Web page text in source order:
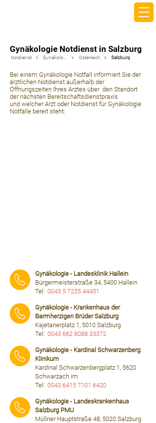
Gynäkologie Notdienst in Salzburg
Notdienst Österreich Salzburg
Bei einem Gynäkologie Notfall informiert Sie der
ärztlichen Notdienst außerhalb der
Öffnungszeiten Ihres Arztes über den Standort
der nächsten Bereitschaftsdienstpraxis
und welcher Arzt oder Notdienst für Gynäkologie
Notfälle bereit steht:
Gynäkologie - Landesklinik Hallein
Bürgermeisterstraße 34, 5400 Hallein
Tel: 0043 5 7255 44451
Gynäkologie - Krankenhaus der
Barmherzigen Brüder Salzburg
Kajetanerplatz 1, 5010 Salzburg
Tel: 0043 662 8088 33372
Gynäkologie - Kardinal Schwarzenberg
Klinikum
Kardinal Schwarzenbergplatz 1, 5620
Schwarzach im
Tel: 0043 6415 7101 6420
Gynäkologie - Landeskrankenhaus
Salzburg PMU
Müllner Hauptstraße 48, 5020 Salzburg